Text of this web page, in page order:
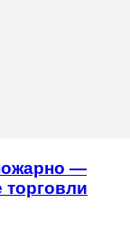
—
торговли